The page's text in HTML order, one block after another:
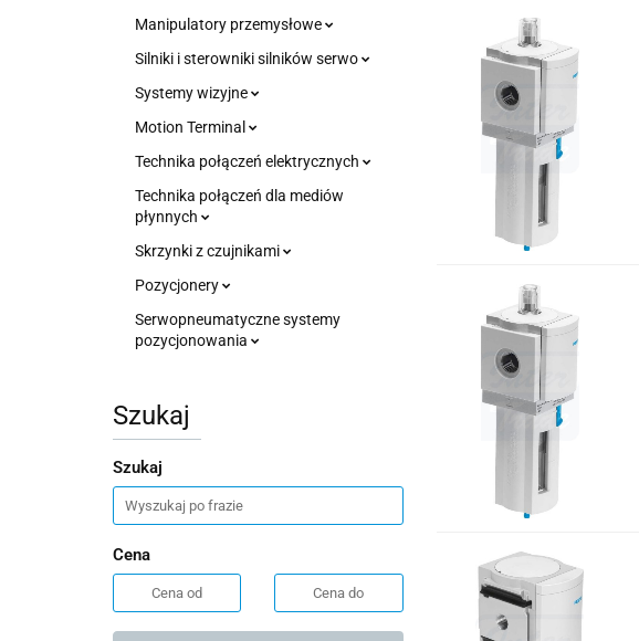
Manipulatory przemysłowe
Silniki i sterowniki silników serwo
Systemy wizyjne
Motion Terminal
Technika połączeń elektrycznych
Technika połączeń dla mediów
płynnych
Skrzynki z czujnikami
Pozycjonery
Serwopneumatyczne systemy
pozycjonowania
Szukaj
Szukaj
Cena